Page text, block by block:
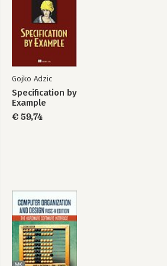
Gojko Adzic
Specification by
Example
€ 59,74